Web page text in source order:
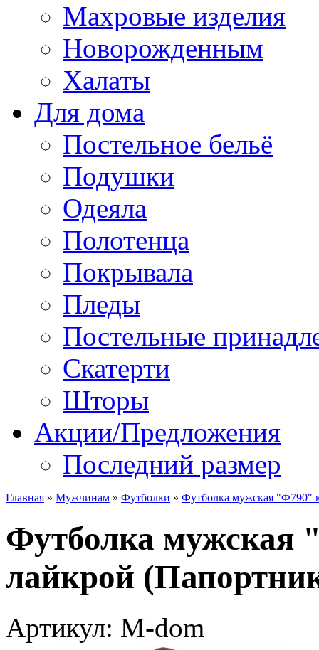
Махровые изделия
Новорожденным
Халаты
Для дома
Постельное бельё
Подушки
Одеяла
Полотенца
Покрывала
Пледы
Постельные
Скатерти
Шторы
Акции/Предложения
Последний размер
Главная » Мужчинам » Футболки » Футболка мужская "Ф790"
Футболка мужская
лайкрой
Артикул: M-dom